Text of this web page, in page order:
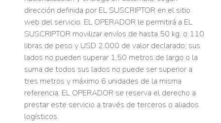
dirección definida por EL SUSCRIPTOR en el sitio
web del servicio. EL OPERADOR le permitirá a EL
SUSCRIPTOR movilizar envíos de hasta 50 kg. o 110
libras de peso y USD 2.000 de valor declarado; sus
lados no pueden superar 1,50 metros de largo o la
suma de todos sus lados no puede ser superior a
tres metros y máximo 6 unidades de la misma
referencia. EL OPERADOR se reserva el derecho a
prestar este servicio a través de terceros o aliados
logísticos.